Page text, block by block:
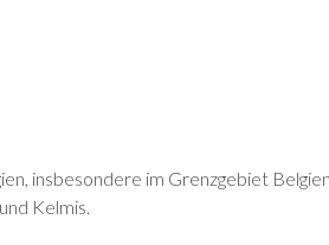
insbesondere im Grenzgebiet
Kelmis.